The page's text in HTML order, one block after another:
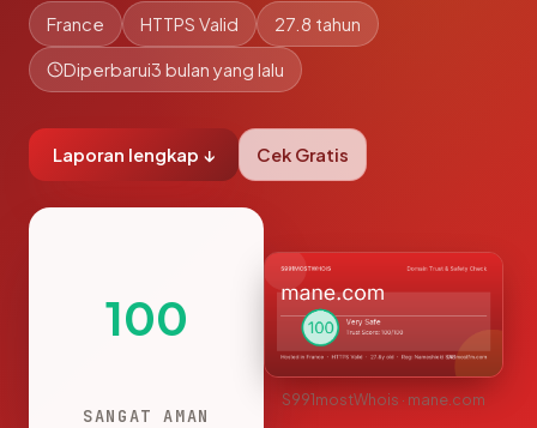
France HTTPS Valid 27.8 tahun
Diperbarui3 bulan yang lalu
Laporan lengkap ↓ Cek Gratis
100
SANGAT AMAN
S991mostWhois · mane.com